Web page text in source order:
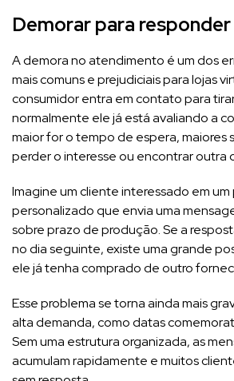
Demorar para
A demora no atendimento é um dos
mais comuns e prejudiciais para lojas
consumidor entra em contato para
normalmente ele já está avaliando a
maior for o tempo de espera, maiores
perder o interesse ou encontrar outra
Imagine um cliente interessado em
personalizado que envia uma
sobre prazo de produção. Se a
no dia seguinte, existe uma grande
ele já tenha comprado de outro
Esse problema se torna ainda mais
alta demanda, como datas
Sem uma estrutura organizada, as
acumulam rapidamente e muitos